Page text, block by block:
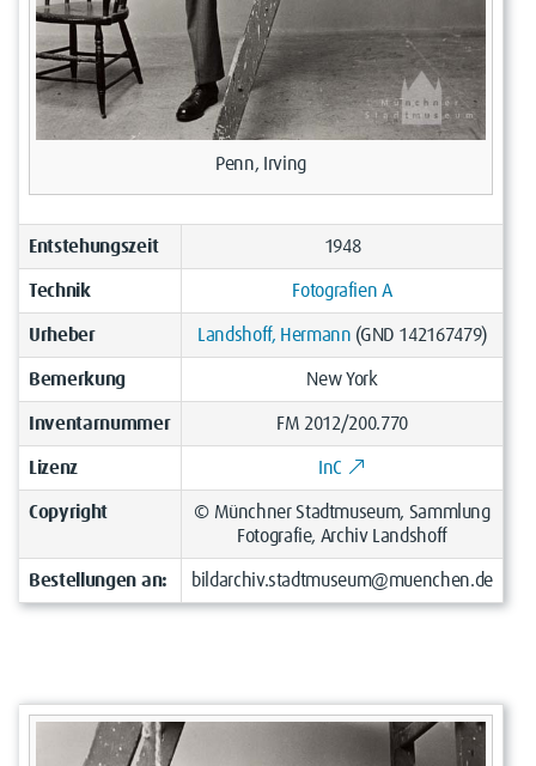
Penn, Irving
Entstehungszeit 1948
Technik Fotografien A
Urheber Landshoff, Hermann (GND 142167479)
Bemerkung New York
Inventarnummer FM 2012/200.770
Lizenz InC
Copyright
© Münchner Stadtmuseum, Sammlung
Fotografie, Archiv Landshoff
Bestellungen an: bildarchiv.stadtmuseum@muenchen.de